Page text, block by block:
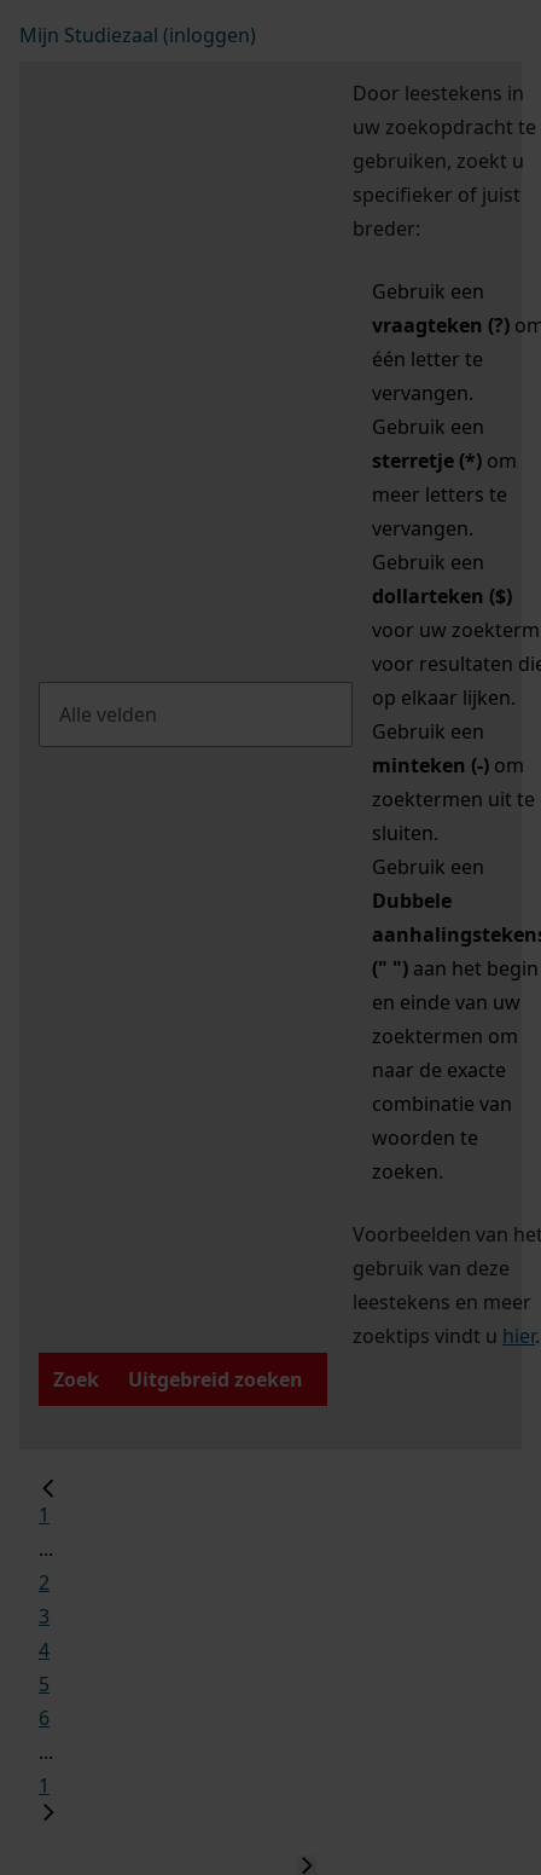
Mijn Studiezaal (inloggen)
Door leestekens in
uw zoekopdracht te
gebruiken, zoekt u
specifieker of juist
breder:
Gebruik een
vraagteken (?)
één letter te
vervangen.
Gebruik een
sterretje (*) om
meer letters te
vervangen.
Gebruik een
dollarteken ($)
voor uw zoekterm
voor resultaten
op elkaar lijken.
Gebruik een
minteken (-) om
zoektermen uit te
sluiten.
Gebruik een
Dubbele
(" ") aan het begin
en einde van uw
zoektermen om
naar de exacte
combinatie van
woorden te
zoeken.
Voorbeelden van
gebruik van deze
leestekens en meer
zoektips vindt u hier.
Zoek
Uitgebreid zoeken
1
...
2
3
4
5
6
...
1